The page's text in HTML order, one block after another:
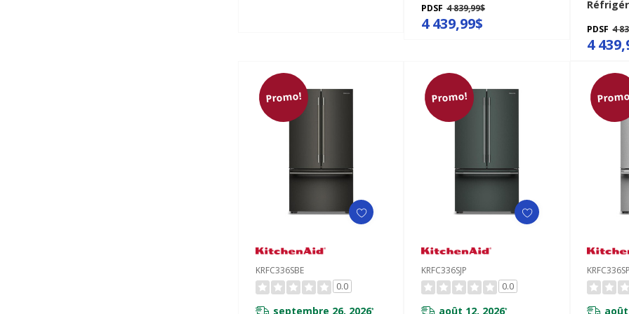
standard avec
remplissage intelligent
PDSF 4 839,99$
4 439,99$ PDSF 4
4
Promo!
KRFC336SBE
0.0
septembre 26, 2026*
Promo!
KRFC336SJP
0.0
août 12, 2026* août